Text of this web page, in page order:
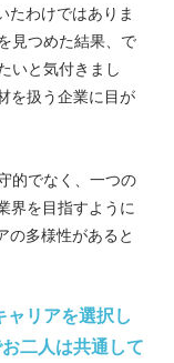
たわけではありま
見つめた結果、で
いと気付きまし
を扱う企業に目が
的でなく、一つの
界を目指すように
の多様性があると
リアを選択し
二人は共通して